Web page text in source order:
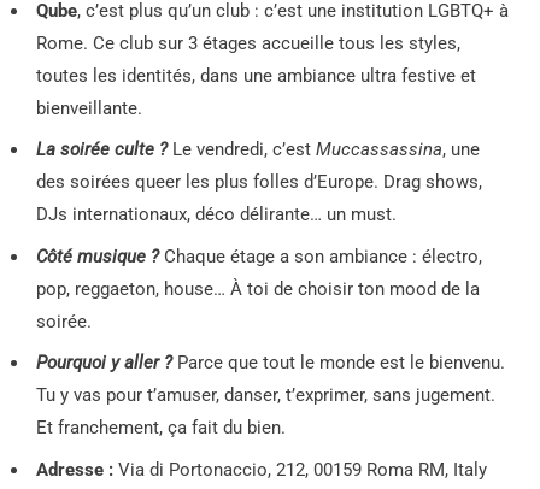
Qube, c’est plus qu’un club : c’est une institution LGBTQ+ à
Rome. Ce club sur 3 étages accueille tous les styles,
toutes les identités, dans une ambiance ultra festive et
bienveillante.
La soirée culte ?Le vendredi, c’est Muccassassina, une
des soirées queer les plus folles d’Europe. Drag shows,
DJs internationaux, déco délirante… un must.
Côté musique ?Chaque étage a son ambiance : électro,
pop, reggaeton, house… À toi de choisir ton mood de la
soirée.
Pourquoi y aller ? Parce que tout le monde est le bienvenu.
Tu y vas pour t’amuser, danser, t’exprimer, sans jugement.
Et franchement, ça fait du bien.
Adresse : Via di Portonaccio, 212, 00159 Roma RM, Italy